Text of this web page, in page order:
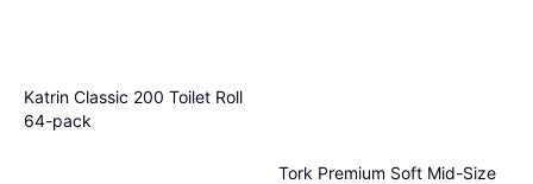
Katrin Classic 200 Toilet Roll
64-pack
Tork Premium Soft Mid-Size